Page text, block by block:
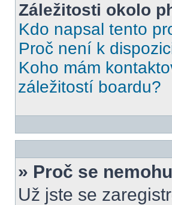
Záležitosti okolo
Kdo napsal tento
Proč není k
Koho mám
záležitostí boardu?
» Proč se
Už jste se